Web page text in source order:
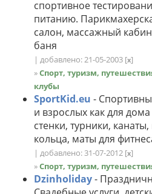
спортивное
питанию.
салон, массажный
баня
| добавлено: 21-05-2003 [x]
»Спорт, туризм,
клубы
SportKid.eu -
и взрослых как для
стенки, турники,
кольца, маты для
| добавлено: 31-07-2012 [x]
»Спорт, туризм,
Dzinholiday-